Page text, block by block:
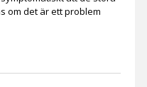
om det är ett problem